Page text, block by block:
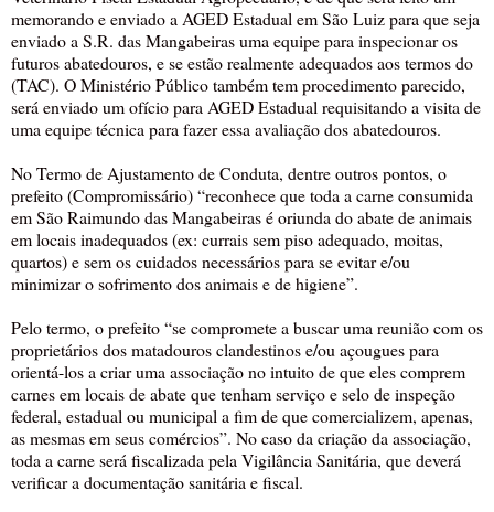
memorando e enviado a AGED Estadual em São Luiz para que seja
enviado a S.R. das Mangabeiras uma equipe para inspecionar os
futuros abatedouros, e se estão realmente adequados aos termos do
(TAC). O Ministério Público também tem procedimento parecido,
será enviado um ofício para AGED Estadual requisitando a visita de
uma equipe técnica para fazer essa avaliação dos abatedouros.
No Termo de Ajustamento de Conduta, dentre outros pontos, o
prefeito (Compromissário) “reconhece que toda a carne consumida
em São Raimundo das Mangabeiras é oriunda do abate de animais
em locais inadequados (ex: currais sem piso adequado, moitas,
quartos) e sem os cuidados necessários para se evitar e/ou
minimizar o sofrimento dos animais e de higiene”.
Pelo termo, o prefeito “se compromete a buscar uma reunião com os
proprietários dos matadouros clandestinos e/ou açougues para
orientá-los a criar uma associação no intuito de que eles comprem
carnes em locais de abate que tenham serviço e selo de inspeção
federal, estadual ou municipal a fim de que comercializem, apenas,
as mesmas em seus comércios”. No caso da criação da associação,
toda a carne será fiscalizada pela Vigilância Sanitária, que deverá
verificar a documentação sanitária e fiscal.